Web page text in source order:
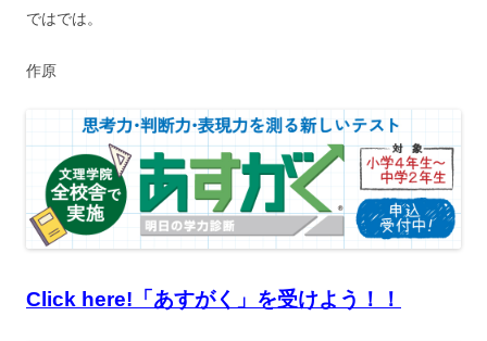
ではでは。
作原
Click here!「あすがく」を受けよう！！